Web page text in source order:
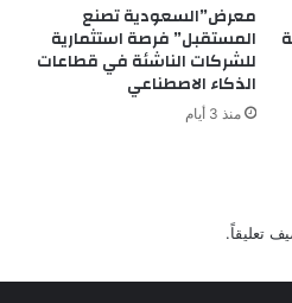
معرض”السعودية تصنع
المستقبل” فرصة استثمارية
للشركات الناشئة في قطاعات
الذكاء الاصطناعي
منذ 3 أيام
تعليقاً.